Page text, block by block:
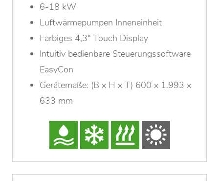
6-18 kW
Luftwärmepumpen Inneneinheit
Farbiges 4,3“ Touch Display
Intuitiv bedienbare Steuerungssoftware
EasyCon
Gerätemaße: (B x H x T) 600 x 1.993 x
633 mm